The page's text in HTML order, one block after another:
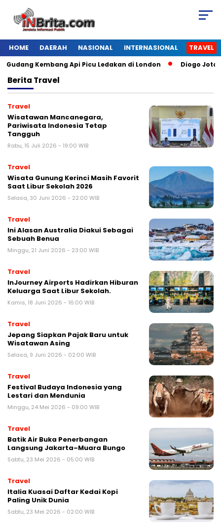
HOME DAERAH NASIONAL INTERNASIONAL TRAVEL
Kembang Api Picu Ledakan di London Diogo Jota
Berita Travel
Travel
Wisatawan Mancanegara,
Pariwisata Indonesia Tetap
Tangguh
Rabu, 15 Juli 2026 - 19:00 WIB
Travel
Wisata Gunung Kerinci Masih Favorit
Saat Libur Sekolah 2026
Selasa, 30 Juni 2026 - 22:00 WIB
Travel
Ini Alasan Australia Diakui Sebagai
Sebuah Benua
Minggu, 21 Juni 2026 - 23:00 WIB
Travel
InJourney Airports Hadirkan Hiburan
Keluarga Saat Libur Sekolah.
Kamis, 18 Juni 2026 - 16:00 WIB
Travel
Jepang Siapkan Pajak Baru untuk
Wisatawan Asing
Selasa, 9 Juni 2026 - 02:00 WIB
Travel
Festival Budaya Indonesia yang
Lestari dan Mendunia
Minggu, 24 Mei 2026 - 09:00 WIB
Travel
Batik Air Buka Penerbangan
Langsung Jakarta–Muara Bungo
Sabtu, 23 Mei 2026 - 05:00 WIB
Travel
Italia Kuasai Daftar Kedai Kopi
Paling Unik Dunia
Sabtu, 23 Mei 2026 - 02:00 WIB